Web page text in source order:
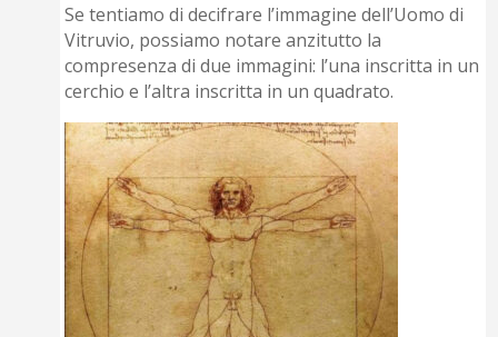
Se tentiamo di decifrare l’immagine dell’Uomo di
Vitruvio, possiamo notare anzitutto la
compresenza di due immagini: l’una inscritta in un
cerchio e l’altra inscritta in un quadrato.